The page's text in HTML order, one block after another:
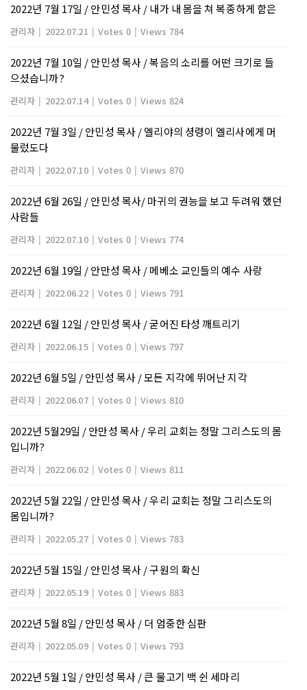
2022년 7월 17일 / 안민성 목사 / 내가 내 몸을 쳐 복종하게 함은
관리자 | 2022.07.21 | Votes 0 | Views 784
2022년 7월 10일 / 안민성 목사 / 복음의 소리를 어떤 크기로 들
으셨습니까?
관리자 | 2022.07.14 | Votes 0 | Views 824
2022년 7월 3일 / 안민성 목사 / 엘리야의 셩령이 엘리사에게 머
물렀도다
관리자 | 2022.07.10 | Votes 0 | Views 870
2022년 6월 26일 / 안민성 목사/ 마귀의 권능을 보고 두려워 했던
사람들
관리자 | 2022.07.10 | Votes 0 | Views 774
2022년 6월 19일 / 안만성 목사 / 메베소 교인들의 예수 사랑
관리자 | 2022.06.22 | Votes 0 | Views 791
2022년 6월 12일 / 안민성 목사 / 굳어진 타성 깨트리기
관리자 | 2022.06.15 | Votes 0 | Views 797
2022년 6월 5일 / 안민성 목사 / 모든 지각에 뛰어난 지각
관리자 | 2022.06.07 | Votes 0 | Views 810
2022년 5월29일 / 안만성 목사 / 우리 교회는 정말 그리스도의 몸
입니까?
관리자 | 2022.06.02 | Votes 0 | Views 811
2022년 5월 22일 / 안민성 목사 / 우리 교회는 정말 그리스도의
몸입니까?
관리자 | 2022.05.27 | Votes 0 | Views 783
2022년 5월 15일 / 안민성 목사 / 구원의 확신
관리자 | 2022.05.19 | Votes 0 | Views 883
2022년 5월 8일 / 안민성 목사 / 더 엄중한 심판
관리자 | 2022.05.09 | Votes 0 | Views 793
2022년 5월 1일 / 안민성 목사 / 큰 물고기 백 쉰 세마리